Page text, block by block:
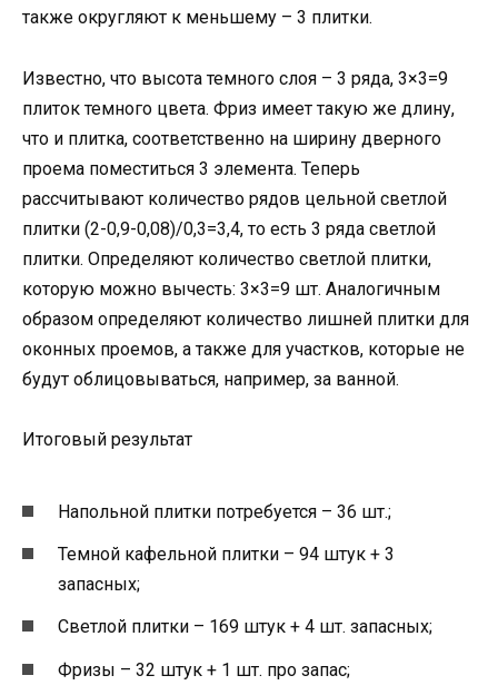
также округляют к меньшему – 3 плитки.
Известно, что высота темного слоя – 3 ряда, 3×3=9
плиток темного цвета. Фриз имеет такую же длину,
что и плитка, соответственно на ширину дверного
проема поместиться 3 элемента. Теперь
рассчитывают количество рядов цельной светлой
плитки (2-0,9-0,08)/0,3=3,4, то есть 3 ряда светлой
плитки. Определяют количество светлой плитки,
которую можно вычесть: 3×3=9 шт. Аналогичным
образом определяют количество лишней плитки для
оконных проемов, а также для участков, которые не
будут облицовываться, например, за ванной.
Итоговый результат
Напольной плитки потребуется – 36 шт.;
Темной кафельной плитки – 94 штук + 3
запасных;
Светлой плитки – 169 штук + 4 шт. запасных;
Фризы – 32 штук + 1 шт. про запас;